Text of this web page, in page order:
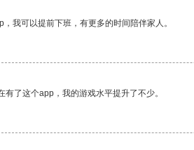
我可以提前下班，有更多的时间陪伴家人。
了这个app，我的游戏水平提升了不少。